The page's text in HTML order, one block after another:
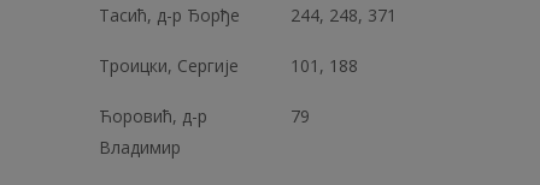
Тасић, д-р Ђорђе 244, 248, 371
Троицки, Сергије 101, 188
Ћоровић, д-р
Владимир
79